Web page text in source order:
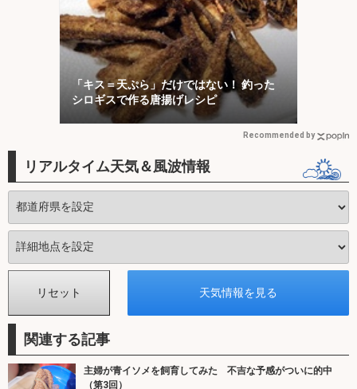
「キス＝天ぷら」だけではない！ 釣った
シロギスで作る唐揚げレシピ
Recommended by
リアルタイム天気＆風波情報
関連する記事
主婦が青イソメを飼育してみた 不吉な予感がついに的中
（第3回）